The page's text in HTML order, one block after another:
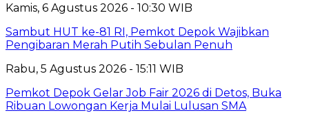
Kamis, 6 Agustus 2026 - 10:30 WIB
Sambut HUT ke-81 RI, Pemkot Depok Wajibkan
Pengibaran Merah Putih Sebulan Penuh
Rabu, 5 Agustus 2026 - 15:11 WIB
Pemkot Depok Gelar Job Fair 2026 di Detos, Buka
Ribuan Lowongan Kerja Mulai Lulusan SMA